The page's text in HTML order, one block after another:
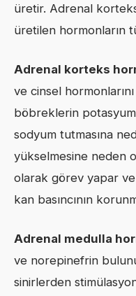
üretir. Adrenal
üretilen hormonların
Adrenal korteks
ve cinsel
böbreklerin potasyum
sodyum tutmasına
yükselmesine neden
olarak görev yapar
kan basıncının
Adrenal medulla
ve norepinefrin
sinirlerden